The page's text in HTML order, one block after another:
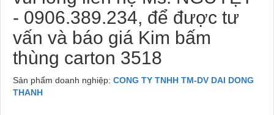
- 0906.389.234, để được tư
vấn và báo giá Kim bấm
thùng carton 3518
Sản phẩm doanh nghiệp: CONG TY TNHH TM-DV DAI DONG
THANH